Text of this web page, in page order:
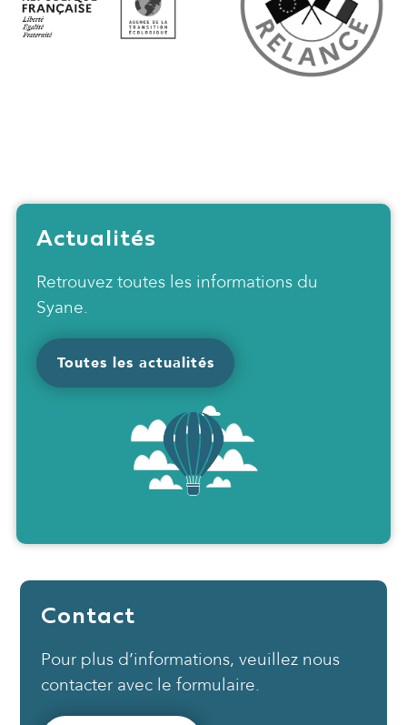
Actualités
Retrouvez toutes les informations du
Syane.
Toutes les actualités
Contact
Pour plus d’informations, veuillez nous
contacter avec le formulaire.